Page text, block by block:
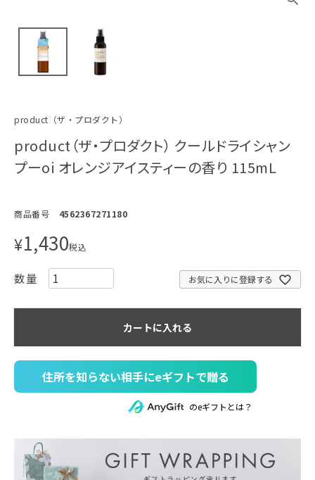
product（ザ・プロダクト）
product（ザ・プロダクト） クールドライシャン
プーoi オレンジアイスティーの香り 115mL
商品番号 4562367271180
¥1,430税込
お気に入りに登録する
カートに入れる
住所を知らない相手にeギフトで贈る
のeギフトとは？